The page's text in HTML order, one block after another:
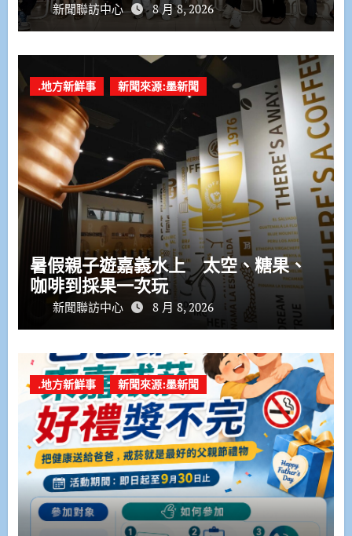
新聞聯訪中心 8 月 8, 2026
.地方新鮮事 新聞來源:墨新聞
暑假親子遊嘉義水上 太空、糖果、
咖啡到採果一次玩
新聞聯訪中心 8 月 8, 2026
.地方新鮮事 新聞來源:墨新聞